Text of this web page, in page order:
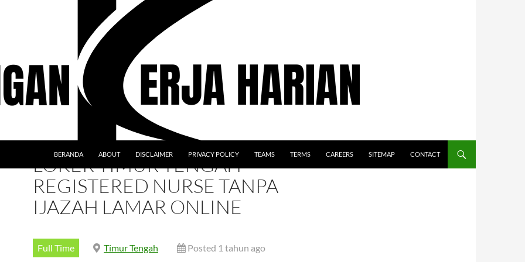
BERANDA ABOUT DISCLAIMER PRIVACY POLICY TEAMS TERMS CAREERS SITEMAP CONTACT
LOKER TIMUR TENGAH
REGISTERED NURSE TANPA
IJAZAH LAMAR ONLINE
Full Time Timur Tengah
Posted 1 tahun ago